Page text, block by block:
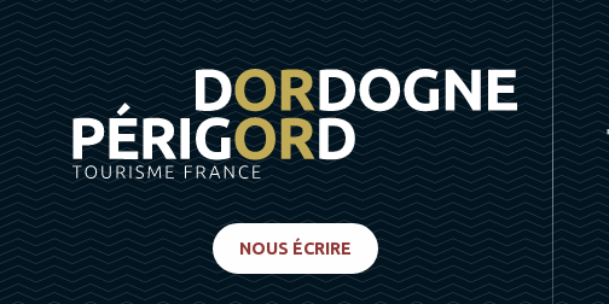
NOUS ÉCRIRE